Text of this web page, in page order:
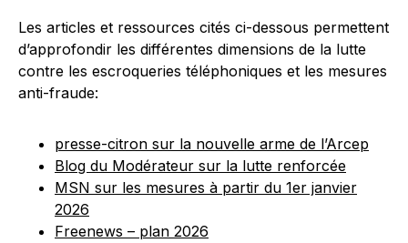
Les articles et ressources cités ci-dessous permettent
d’approfondir les différentes dimensions de la lutte
contre les escroqueries téléphoniques et les mesures
anti-fraude:
presse-citron sur la nouvelle arme de l’Arcep
Blog du Modérateur sur la lutte renforcée
MSN sur les mesures à partir du 1er janvier
2026
Freenews – plan 2026